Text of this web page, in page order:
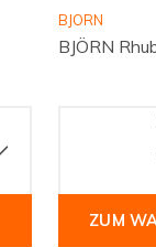
BJORN
BJÖRN
ZUM